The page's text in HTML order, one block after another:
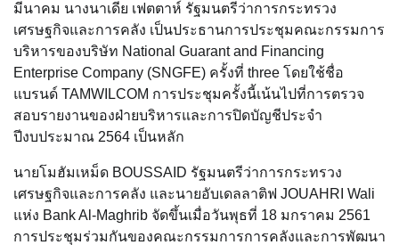
มีนาคม นางนาเดีย เฟตตาห์ รัฐมนตรีว่าการกระทรวง
เศรษฐกิจและการคลัง เป็นประธานการประชุมคณะกรรมการ
บริหารของบริษัท National Guarant and Financing
Enterprise Company (SNGFE) ครั้งที่ three โดยใช้ชื่อ
แบรนด์ TAMWILCOM การประชุมครั้งนี้เน้นไปที่การตรวจ
สอบรายงานของฝ่ายบริหารและการปิดบัญชีประจำ
ปีงบประมาณ 2564 เป็นหลัก
นายโมฮัมเหม็ด BOUSSAID รัฐมนตรีว่าการกระทรวง
เศรษฐกิจและการคลัง และนายอับเดลลาติฟ JOUAHRI Wali
แห่ง Bank Al-Maghrib จัดขึ้นเมื่อวันพุธที่ 18 มกราคม 2561
การประชุมร่วมกันของคณะกรรมการการคลังและการพัฒนา